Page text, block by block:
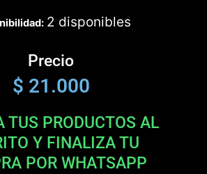
2 disponibles
Precio
$ 21.000
TUS PRODUCTOS AL
Y FINALIZA TU
POR WHATSAPP